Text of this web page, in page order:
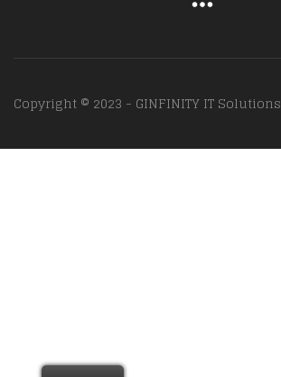
Copyright © 2023 - GINFINITY IT Solutions